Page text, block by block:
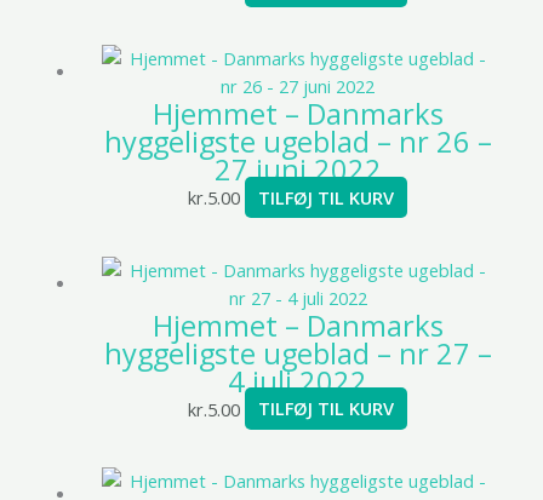
Hjemmet – Danmarks
hyggeligste ugeblad – nr 26 –
27 juni 2022
kr.5.00 TILFØJ TIL KURV
Hjemmet – Danmarks
hyggeligste ugeblad – nr 27 –
4 juli 2022
kr.5.00 TILFØJ TIL KURV